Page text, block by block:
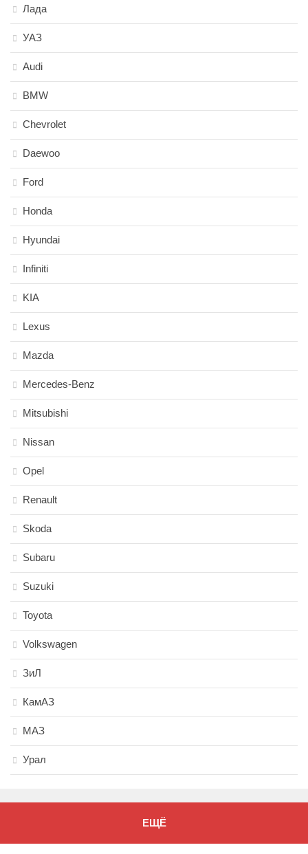
Лада
УАЗ
Audi
BMW
Chevrolet
Daewoo
Ford
Honda
Hyundai
Infiniti
KIA
Lexus
Mazda
Mercedes-Benz
Mitsubishi
Nissan
Opel
Renault
Skoda
Subaru
Suzuki
Toyota
Volkswagen
ЗиЛ
КамАЗ
МАЗ
Урал
ЕЩЁ